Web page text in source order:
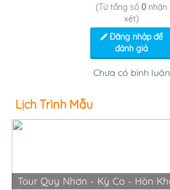
(Từ tổng số 0 nhận
xét)
Đăng nhập để
đánh giá
Chưa có bình luận
Lịch Trình Mẫu